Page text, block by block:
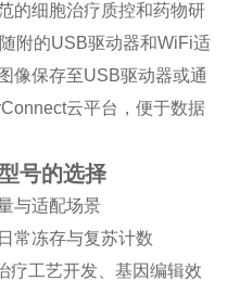
的细胞治疗质控和药物研
附的USB驱动器和WiFi适
像保存至USB驱动器或通
云平台，便于数据
号的选择
与适配场景
常冻存与复苏计数
疗工艺开发、基因编辑效